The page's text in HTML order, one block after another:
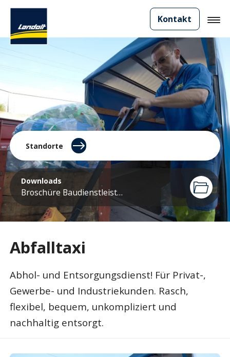
Kontakt
Standorte
Downloads
Broschüre Baudienstleistungen
Abfalltaxi
Abhol- und Entsorgungsdienst! Für Privat-,
Gewerbe- und Industriekunden. Rasch,
flexibel, bequem, unkompliziert und
nachhaltig entsorgt.